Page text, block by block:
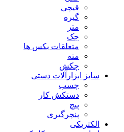
قیچی
گیره
متر
جک
متعلقات بکس ها
مته
چکش
سایز ابزارآلات دستی
چسب
دستکش کار
پیچ
پنچرگیری
الکتریکی